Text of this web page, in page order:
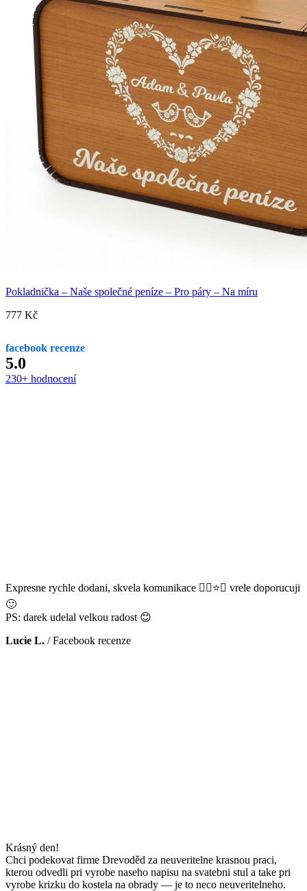
Pokladnička – Naše společné peníze – Pro páry – Na míru
777 Kč
facebook recenze
5.0
230+ hodnocení
Expresne rychle dodani, skvela komunikace 👌🏻⭐️😊 vrele doporucuji
🙂
PS: darek udelal velkou radost 😊
Lucie L. /Facebook recenze
Krásný den!
Chci podekovat firme Drevoděd za neuveritelne krasnou praci,
kterou odvedli pri vyrobe naseho napisu na svatebni stul a take pri
vyrobe krizku do kostela na obrady — je to neco neuveritelneho.